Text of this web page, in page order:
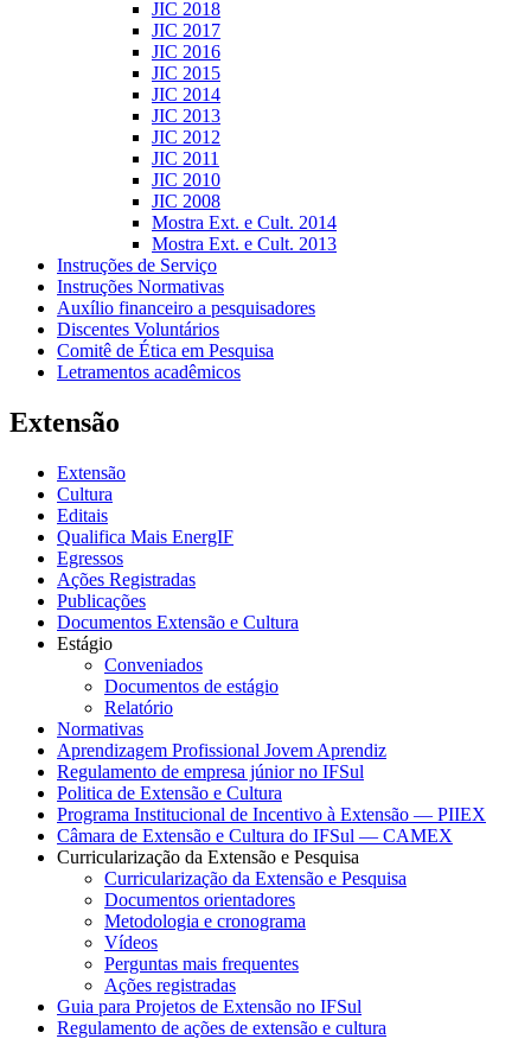
JIC 2018
JIC 2017
JIC 2016
JIC 2015
JIC 2014
JIC 2013
JIC 2012
JIC 2011
JIC 2010
JIC 2008
Mostra Ext. e Cult. 2014
Mostra Ext. e Cult. 2013
Instruções de Serviço
Instruções Normativas
Auxílio financeiro a pesquisadores
Discentes Voluntários
Comitê de Ética em Pesquisa
Letramentos acadêmicos
Extensão
Extensão
Cultura
Editais
Qualifica Mais EnergIF
Egressos
Ações Registradas
Publicações
Documentos Extensão e Cultura
Estágio
Conveniados
Documentos de estágio
Relatório
Normativas
Aprendizagem Profissional Jovem Aprendiz
Regulamento de empresa júnior no IFSul
Politica de Extensão e Cultura
Programa Institucional de Incentivo à Extensão — PIIEX
Câmara de Extensão e Cultura do IFSul — CAMEX
Curricularização da Extensão e Pesquisa
Curricularização da Extensão e Pesquisa
Documentos orientadores
Metodologia e cronograma
Vídeos
Perguntas mais frequentes
Ações registradas
Guia para Projetos de Extensão no IFSul
Regulamento de ações de extensão e cultura